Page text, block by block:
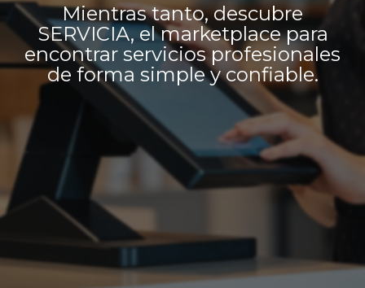
Mientras tanto, descubre
SERVICIA, el marketplace para
encontrar servicios profesionales
de forma simple y confiable.